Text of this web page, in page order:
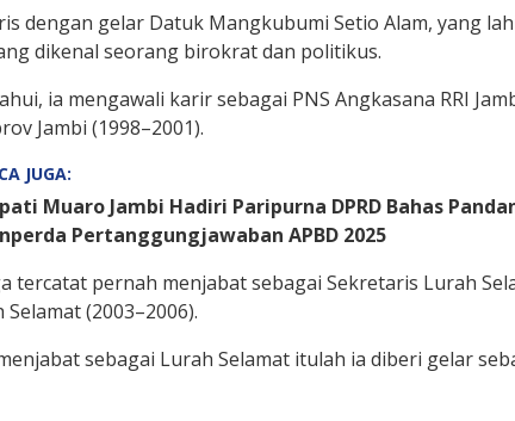
dengan gelar Datuk Mangkubumi Setio Alam, yang
dikenal seorang birokrat dan politikus.
ia mengawali karir sebagai PNS Angkasana RRI
Jambi (1998–2001).
JUGA:
Muaro Jambi Hadiri Paripurna DPRD Bahas
Pertanggungjawaban APBD 2025
tercatat pernah menjabat sebagai Sekretaris Lurah
Selamat (2003–2006).
sebagai Lurah Selamat itulah ia diberi gelar